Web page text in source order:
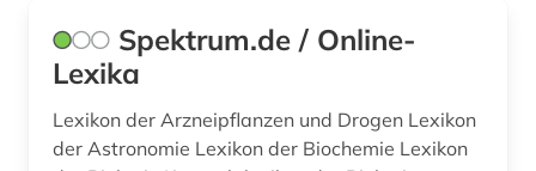
Spektrum.de / Online-
Lexika
Lexikon der Arzneipflanzen und Drogen Lexikon
der Astronomie Lexikon der Biochemie Lexikon